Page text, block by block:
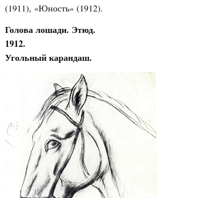
(1911), «Юность» (1912).
Голова лошади. Этюд.
1912.
Угольный карандаш.